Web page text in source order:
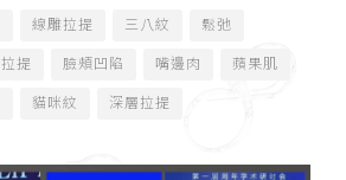
線雕拉提 三八紋 鬆弛
拉提 臉頰凹陷 嘴邊肉 蘋果肌
貓咪紋 深層拉提